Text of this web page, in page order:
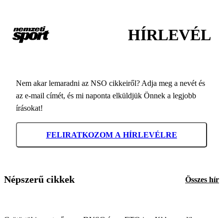
HÍRLEVÉL
Nem akar lemaradni az NSO cikkeiről? Adja meg a nevét és
az e-mail címét, és mi naponta elküldjük Önnek a legjobb
írásokat!
FELIRATKOZOM A HÍRLEVÉLRE
Népszerű cikkek Összes hír